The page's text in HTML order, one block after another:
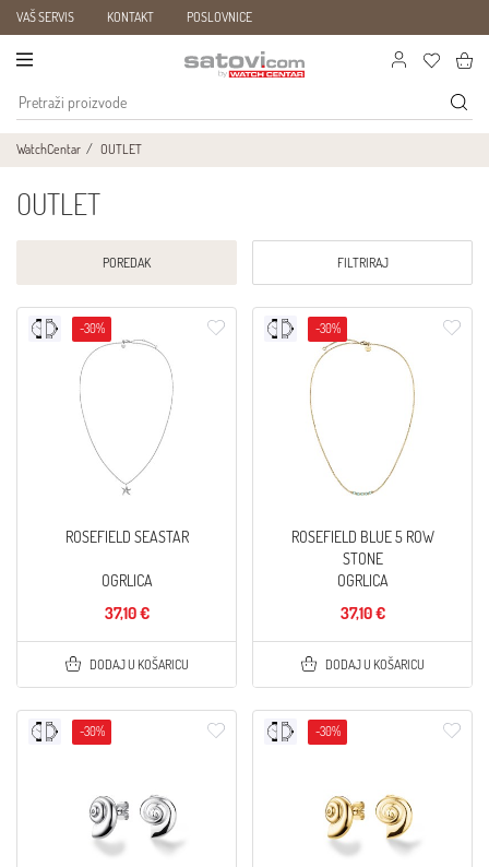
VAŠ SERVIS KONTAKT POSLOVNICE
WatchCentar OUTLET
OUTLET
POREDAK FILTRIRAJ
-30%
ROSEFIELD SEASTAR
OGRLICA
37,10 €
DODAJ U KOŠARICU
-30%
ROSEFIELD BLUE 5 ROW
STONE
OGRLICA
37,10 €
DODAJ U KOŠARICU
-30% -30%